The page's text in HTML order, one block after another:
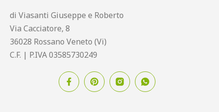
di Viasanti Giuseppe e Roberto
Via Cacciatore, 8
36028 Rossano Veneto (Vi)
C.F. | P.IVA 03585730249